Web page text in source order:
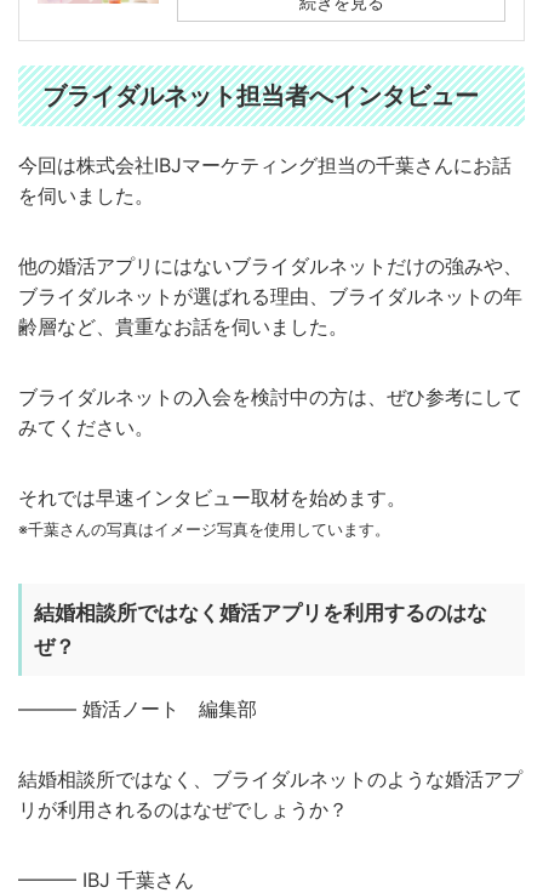
ブライダルネット担当者へインタビュー
今回は株式会社IBJマーケティング担当の千葉さんにお話
を伺いました。
他の婚活アプリにはないブライダルネットだけの強みや、
ブライダルネットが選ばれる理由、ブライダルネットの年
齢層など、貴重なお話を伺いました。
ブライダルネットの入会を検討中の方は、ぜひ参考にして
みてください。
それでは早速インタビュー取材を始めます。
※千葉さんの写真はイメージ写真を使用しています 。
結婚相談所ではなく婚活アプリを利用するのはな
ぜ？
——— 婚活ノート 編集部
結婚相談所ではなく、ブライダルネットのような婚活アプ
リが利用されるのはなぜでしょうか？
——— IBJ 千葉さん